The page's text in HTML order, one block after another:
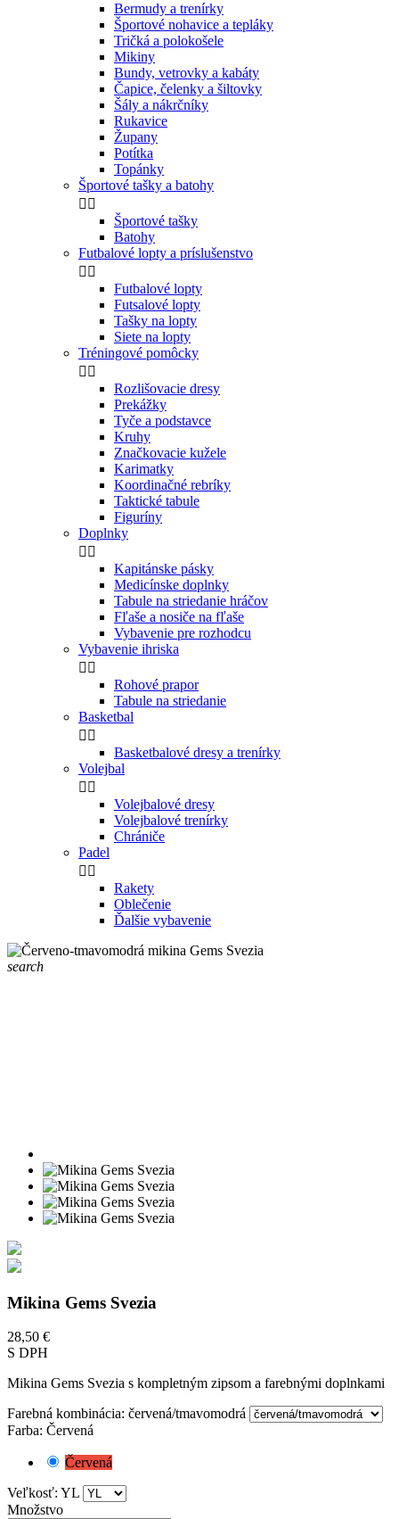
Bermudy a trenírky
Športové nohavice a tepláky
Tričká a polokošele
Mikiny
Bundy, vetrovky a kabáty
Čapice, čelenky a šiltovky
Šály a nákrčníky
Rukavice
Župany
Potítka
Topánky
Športové tašky a batohy
 
Športové tašky
Batohy
Futbalové lopty a príslušenstvo
 
Futbalové lopty
Futsalové lopty
Tašky na lopty
Siete na lopty
Tréningové pomôcky
 
Rozlišovacie dresy
Prekážky
Tyče a podstavce
Kruhy
Značkovacie kužele
Karimatky
Koordinačné rebríky
Taktické tabule
Figuríny
Doplnky
 
Kapitánske pásky
Medicínske doplnky
Tabule na striedanie hráčov
Fľaše a nosiče na fľaše
Vybavenie pre rozhodcu
Vybavenie ihriska
 
Rohové prapor
Tabule na striedanie
Basketbal
 
Basketbalové dresy a trenírky
Volejbal
 
Volejbalové dresy
Volejbalové trenírky
Chrániče
Padel
 
Rakety
Oblečenie
Ďalšie vybavenie
search
Mikina Gems Svezia
28,50 €
S DPH
Mikina Gems Svezia s kompletným zipsom a farebnými doplnkami
Farebná kombinácia: červená/tmavomodrá
Farba: Červená
Červená
Veľkosť: YL
Množstvo